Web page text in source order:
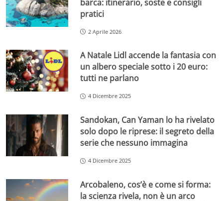
barca: itinerario, soste e consigli
pratici
2 Aprile 2026
A Natale Lidl accende la fantasia con
un albero speciale sotto i 20 euro:
tutti ne parlano
4 Dicembre 2025
Sandokan, Can Yaman lo ha rivelato
solo dopo le riprese: il segreto della
serie che nessuno immagina
4 Dicembre 2025
Arcobaleno, cos’è e come si forma:
la scienza rivela, non è un arco